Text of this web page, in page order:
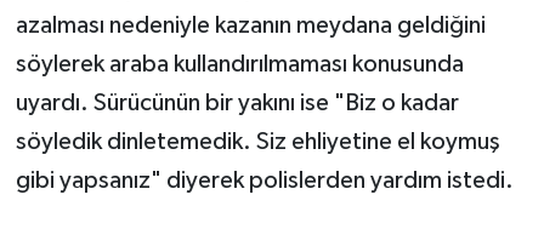
azalması nedeniyle kazanın meydana geldiğini
söylerek araba kullandırılmaması konusunda
uyardı. Sürücünün bir yakını ise "Biz o kadar
söyledik dinletemedik. Siz ehliyetine el koymuş
gibi yapsanız" diyerek polislerden yardım istedi.